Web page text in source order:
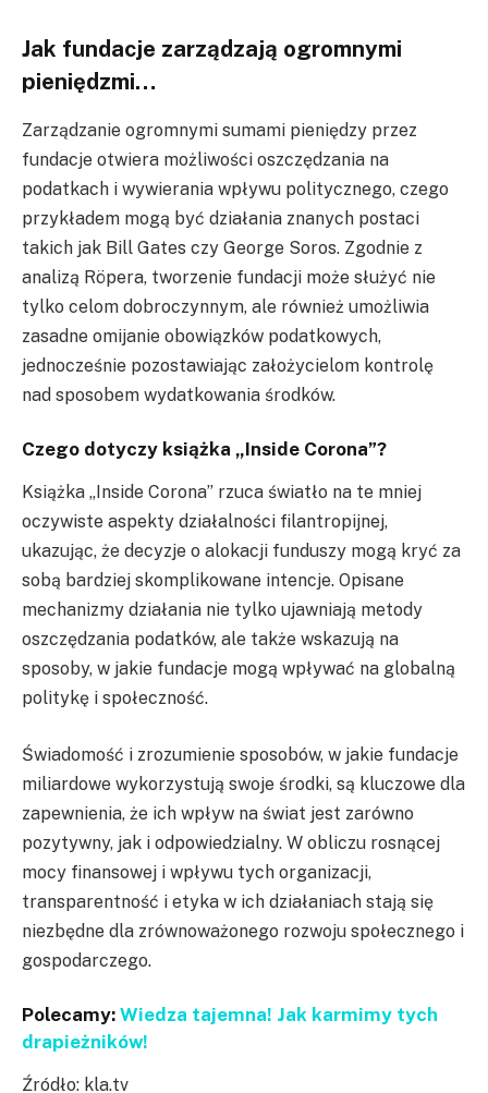
Jak fundacje zarządzają ogromnymi
pieniędzmi…
Zarządzanie ogromnymi sumami pieniędzy przez
fundacje otwiera możliwości oszczędzania na
podatkach i wywierania wpływu politycznego, czego
przykładem mogą być działania znanych postaci
takich jak Bill Gates czy George Soros. Zgodnie z
analizą Röpera, tworzenie fundacji może służyć nie
tylko celom dobroczynnym, ale również umożliwia
zasadne omijanie obowiązków podatkowych,
jednocześnie pozostawiając założycielom kontrolę
nad sposobem wydatkowania środków.
Czego dotyczy książka „Inside Corona”?
Książka „Inside Corona” rzuca światło na te mniej
oczywiste aspekty działalności filantropijnej,
ukazując, że decyzje o alokacji funduszy mogą kryć za
sobą bardziej skomplikowane intencje. Opisane
mechanizmy działania nie tylko ujawniają metody
oszczędzania podatków, ale także wskazują na
sposoby, w jakie fundacje mogą wpływać na globalną
politykę i społeczność.
Świadomość i zrozumienie sposobów, w jakie fundacje
miliardowe wykorzystują swoje środki, są kluczowe dla
zapewnienia, że ich wpływ na świat jest zarówno
pozytywny, jak i odpowiedzialny. W obliczu rosnącej
mocy finansowej i wpływu tych organizacji,
transparentność i etyka w ich działaniach stają się
niezbędne dla zrównoważonego rozwoju społecznego i
gospodarczego.
Polecamy: Wiedza tajemna! Jak karmimy tych
drapieżników!
Źródło: kla.tv